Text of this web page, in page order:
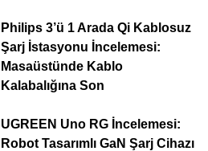
Philips 3’ü 1 Arada Qi Kablosuz
Şarj İstasyonu İncelemesi:
Masaüstünde Kablo
Kalabalığına Son
UGREEN Uno RG İncelemesi:
Robot Tasarımlı GaN Şarj Cihazı